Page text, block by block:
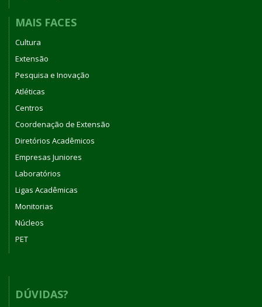
MAIS FACES
Cultura
Extensão
Pesquisa e Inovação
Atléticas
Centros
Coordenação de Extensão
Diretórios Acadêmicos
Empresas Juniores
Laboratórios
Ligas Acadêmicas
Monitorias
Núcleos
PET
DÚVIDAS?